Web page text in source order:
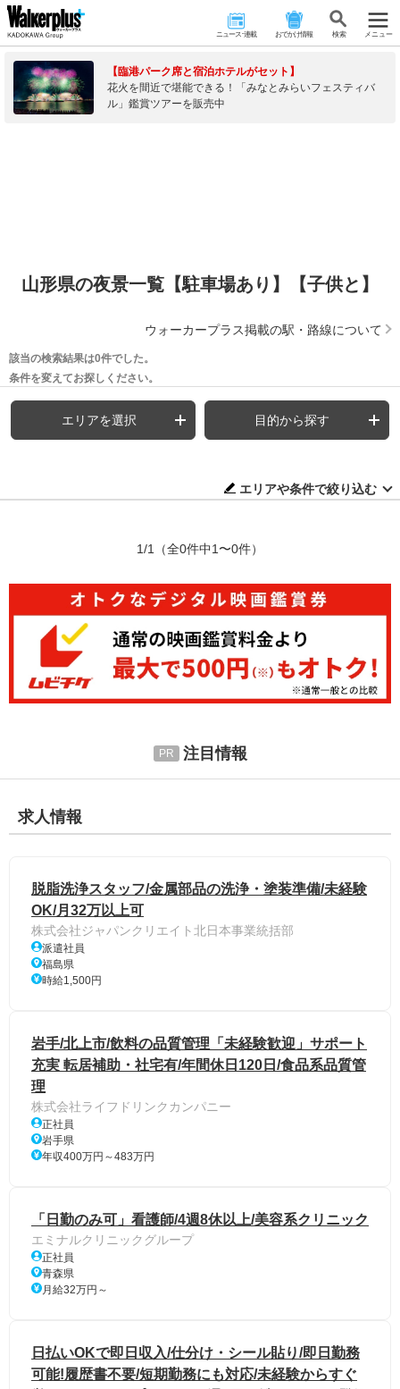
ニュース･連載 おでかけ情報 検 索 メニュー
【臨港パーク席と宿泊ホテルがセット】
花火を間近で堪能できる！「みなとみらいフェスティバ
ル」鑑賞ツアーを販売中
山形県の夜景一覧【駐車場あり】【子供と】
ウォーカープラス掲載の駅・路線について
該当の検索結果は0件でした。
条件を変えてお探しください。
エリアを選択 目的から探す
エリアや条件で絞り込む
1/1 （全0件中1〜0件）
注目情報
求人情報
脱脂洗浄スタッフ/金属部品の洗浄・塗装準備/未経験
OK/月32万以上可
株式会社ジャパンクリエイト北日本事業統括部
派遣社員
福島県
時給1,500円
岩手/北上市/飲料の品質管理「未経験歓迎」サポート
充実 転居補助・社宅有/年間休日120日/食品系品質管
理
株式会社ライフドリンクカンパニー
正社員
岩手県
年収400万円～483万円
「日勤のみ可」看護師/4週8休以上/美容系クリニック
エミナルクリニックグループ
正社員
青森県
月給32万円～
日払いOKで即日収入/仕分け・シール貼り/即日勤務
可能!履歴書不要/短期勤務にも対応/未経験からすぐ